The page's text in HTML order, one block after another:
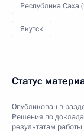
Республика Саха
Якутск
Статус
Опубликован в
Решения по
результатам